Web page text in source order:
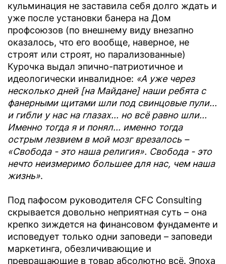
кульминация не заставила себя долго ждать и
уже после установки банера на Дом
профсоюзов (по внешнему виду внезапно
оказалось, что его вообще, наверное, не
строят или строят, но парализованные)
Курочка выдал эпично-патриотичное и
идеологически инвалидное: «А уже через
несколько дней [на Майдане] наши ребята с
фанерными щитами шли под свинцовые пули...
и гибли у нас на глазах... но всё равно шли...
Именно тогда я и понял... именно тогда
острым лезвием в мой мозг врезалось –
«Свобода - это наша религия». Свобода - это
нечто неизмеримо большее для нас, чем наша
жизнь».
Под пафосом руководителя CFC Consulting
скрывается довольно неприятная суть – она
крепко зиждется на финансовом фундаменте и
исповедует только одни заповеди – заповеди
маркетинга, обезличивающие и
превращающие в товар абсолютно всё. Эпоха